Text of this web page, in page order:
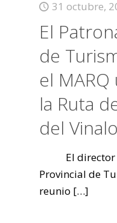
31 octubre,
El
de
el
la Ruta
del
El director
Provincial de
reunio […]